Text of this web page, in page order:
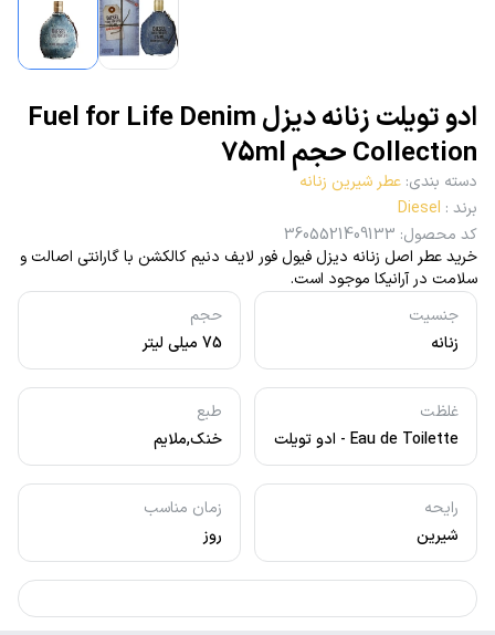
ادو تویلت زنانه دیزل Fuel for Life Denim
Collection حجم 75ml
جنسیت
زنانه
حجم
75 میلی لیتر
غلظت
Eau de Toilette - ادو تویلت
طبع
خنک,ملایم
رایحه
شیرین
زمان مناسب
روز
دسته بندی: عطر شیرین زنانه
برند :
Diesel
کد محصول:
3605521409133
خرید عطر اصل زنانه دیزل فیول فور لایف دنیم کالکشن با گارانتی اصالت و
سلامت در آرانیکا موجود است.